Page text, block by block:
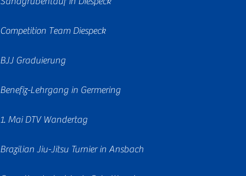
Competition Team Diespeck
BJJ Graduierung
Benefiz-Lehrgang in Germering
1. Mai DTV Wandertag
Brazilian Jiu-Jitsu Turnier in Ansbach